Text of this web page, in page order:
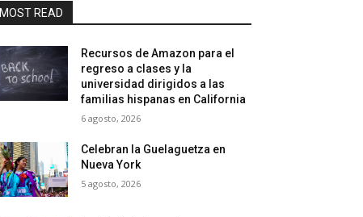
MOST READ
Recursos de Amazon para el
regreso a clases y la
universidad dirigidos a las
familias hispanas en California
6 agosto, 2026
Celebran la Guelaguetza en
Nueva York
5 agosto, 2026